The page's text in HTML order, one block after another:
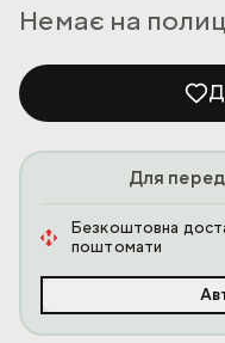
Немає на
Для
Безкоштовна
поштомати